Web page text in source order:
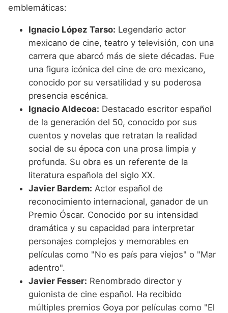
emblemáticas:
Ignacio López Tarso: Legendario actor
mexicano de cine, teatro y televisión, con una
carrera que abarcó más de siete décadas. Fue
una figura icónica del cine de oro mexicano,
conocido por su versatilidad y su poderosa
presencia escénica.
Ignacio Aldecoa: Destacado escritor español
de la generación del 50, conocido por sus
cuentos y novelas que retratan la realidad
social de su época con una prosa limpia y
profunda. Su obra es un referente de la
literatura española del siglo XX.
Javier Bardem: Actor español de
reconocimiento internacional, ganador de un
Premio Óscar. Conocido por su intensidad
dramática y su capacidad para interpretar
personajes complejos y memorables en
películas como "No es país para viejos" o "Mar
adentro".
Javier Fesser: Renombrado director y
guionista de cine español. Ha recibido
múltiples premios Goya por películas como "El